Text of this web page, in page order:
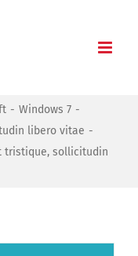
Windows 7
libero vitae
tristique, sollicitudin